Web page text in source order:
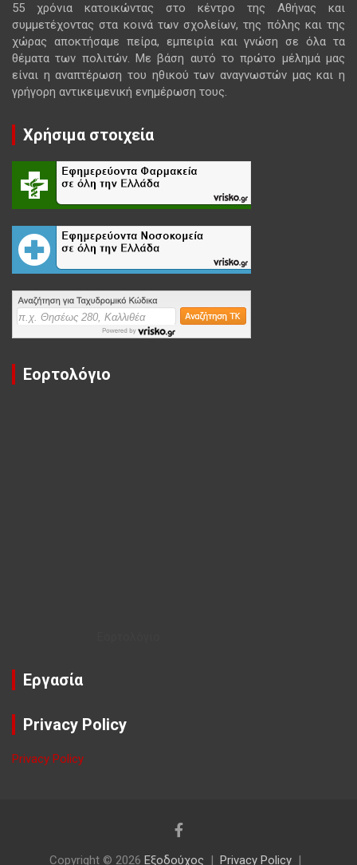
55 χρόνια κατοικώντας στο κέντρο της Αθήνας και
συμμετέχοντας στα κοινά των σχολείων, της πόλης και της
χώρας αποκτήσαμε πείρα, εμπειρία και γνώση σε όλα τα
θέματα των πολιτών. Με βάση αυτό το πρώτο μέλημά μας
είναι η αναπτέρωση του ηθικού των αναγνωστών μας και η
γρήγορη αντικειμενική ενημέρωση τους.
Χρήσιμα στοιχεία
Εορτολόγιο
Εργασία
Privacy Policy
Privacy Policy
Copyright © 2026 Εξοδούχος Privacy Policy